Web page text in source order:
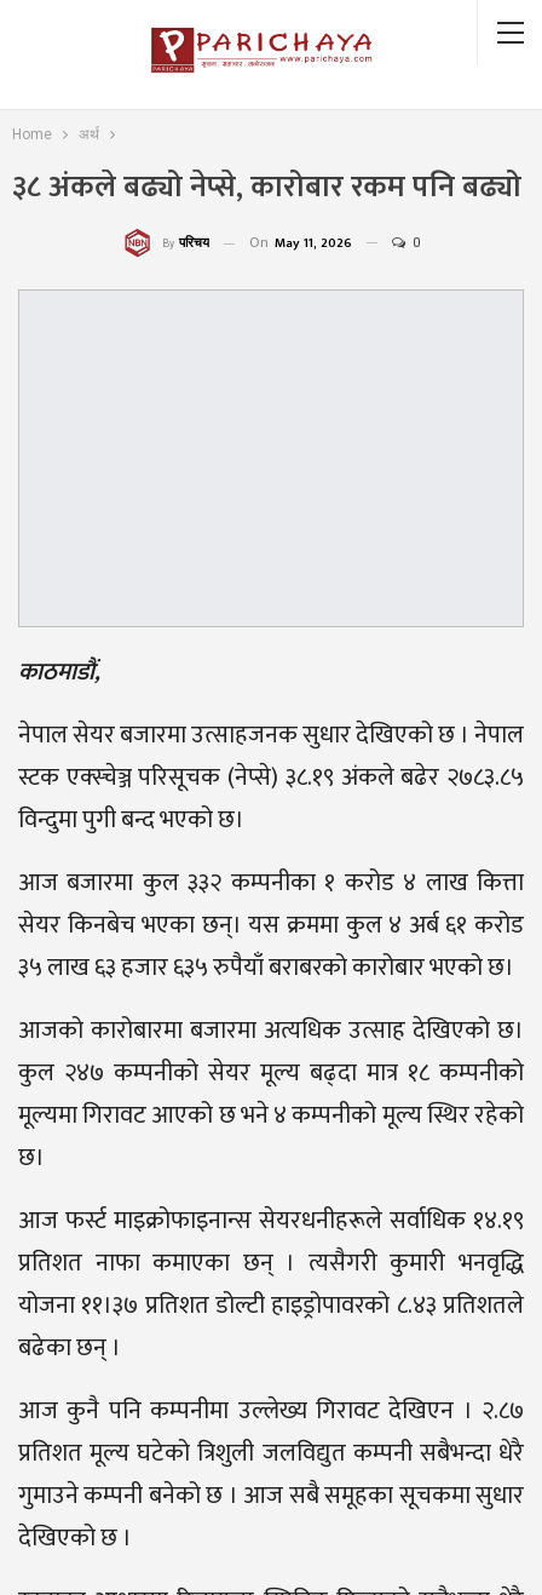
Home अर्थ
३८ अंकले बढ्यो नेप्से, कारोबार रकम पनि बढ्यो
By परिचय On May 11, 2026 0
काठमाडौं,
नेपाल सेयर बजारमा उत्साहजनक सुधार देखिएको छ । नेपाल
स्टक एक्स्चेञ्ज परिसूचक (नेप्से) ३८.१९ अंकले बढेर २७८३.८५
विन्दुमा पुगी बन्द भएको छ।
आज बजारमा कुल ३३२ कम्पनीका १ करोड ४ लाख कित्ता
सेयर किनबेच भएका छन्। यस क्रममा कुल ४ अर्ब ६१ करोड
३५ लाख ६३ हजार ६३५ रुपैयाँ बराबरको कारोबार भएको छ।
आजको कारोबारमा बजारमा अत्यधिक उत्साह देखिएको छ।
कुल २४७ कम्पनीको सेयर मूल्य बढ्दा मात्र १८ कम्पनीको
मूल्यमा गिरावट आएको छ भने ४ कम्पनीको मूल्य स्थिर रहेको
छ।
आज फर्स्ट माइक्रोफाइनान्स सेयरधनीहरूले सर्वाधिक १४.१९
प्रतिशत नाफा कमाएका छन् । त्यसैगरी कुमारी भनवृद्धि
योजना ११।३७ प्रतिशत डोल्टी हाइड्रोपावरको ८.४३ प्रतिशतले
बढेका छन् ।
आज कुनै पनि कम्पनीमा उल्लेख्य गिरावट देखिएन । २.८७
प्रतिशत मूल्य घटेको त्रिशुली जलविद्युत कम्पनी सबैभन्दा धेरै
गुमाउने कम्पनी बनेको छ । आज सबै समूहका सूचकमा सुधार
देखिएको छ ।